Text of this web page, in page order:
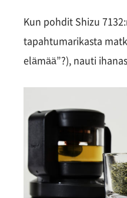
Kun pohdit Shizu
tapahtumarikasta
elämää”?), nauti